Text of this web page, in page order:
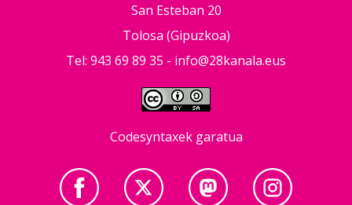
San Esteban 20
Tolosa (Gipuzkoa)
Tel: 943 69 89 35 - info@28kanala.eus
Codesyntaxek garatua